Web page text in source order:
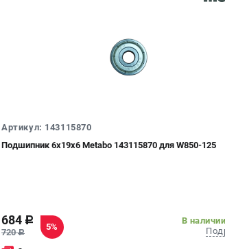
Артикул: 143115870
Подшипник 6х19х6 Metabo 143115870 для W850-125
684 c
720c
5%
В